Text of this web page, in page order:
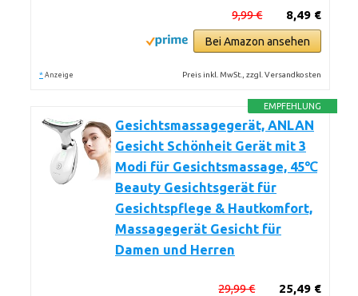
8,49 €
9,99 €
Bei Amazon ansehen
* Anzeige Preis inkl. MwSt., zzgl. Versandkosten
EMPFEHLUNG
Gesichtsmassagegerät, ANLAN
Gesicht Schönheit Gerät mit 3
Modi für Gesichtsmassage, 45℃
Beauty Gesichtsgerät für
Gesichtspflege & Hautkomfort,
Massagegerät Gesicht für
Damen und Herren
25,49 €
29,99 €